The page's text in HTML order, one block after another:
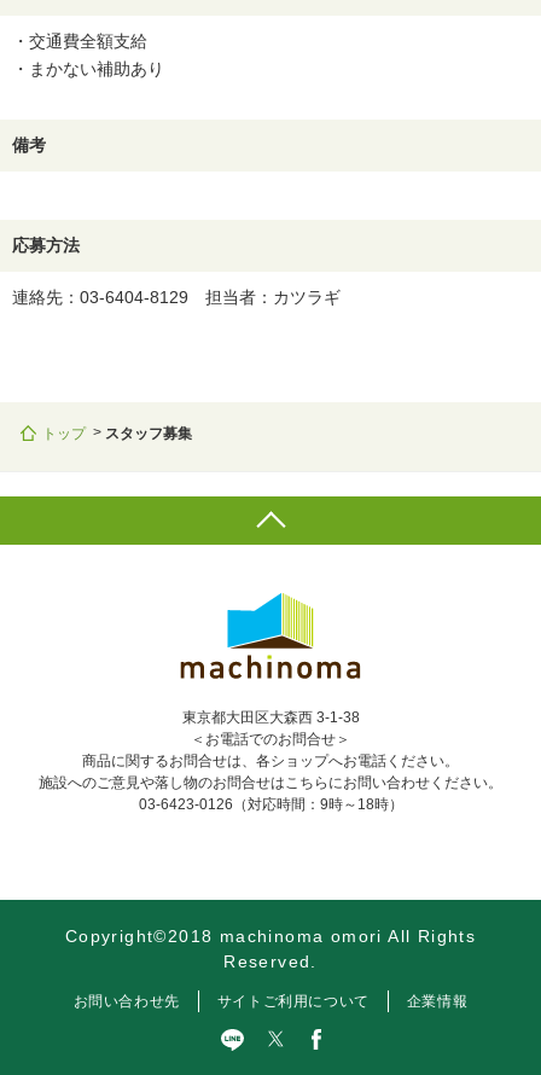
・交通費全額支給
・まかない補助あり
備考
応募方法
連絡先：03-6404-8129 担当者：カツラギ
トップ スタッフ募集
東京都大田区大森西 3-1-38
＜お電話でのお問合せ＞
商品に関するお問合せは、各ショップへお電話ください。
施設へのご意見や落し物のお問合せはこちらにお問い合わせください。
03-6423-0126 （対応時間：9時～18時）
Copyright©2018 machinoma omori All Rights
Reserved.
お問い合わせ先 サイトご利用について 企業情報